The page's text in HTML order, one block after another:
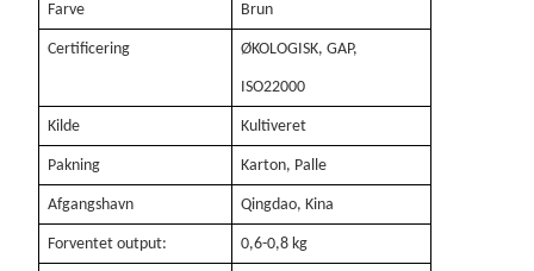
Farve Brun
Certificering ØKOLOGISK, GAP,
ISO22000
Kilde Kultiveret
Pakning Karton, Palle
Afgangshavn Qingdao, Kina
Forventet output: 0,6-0,8 kg